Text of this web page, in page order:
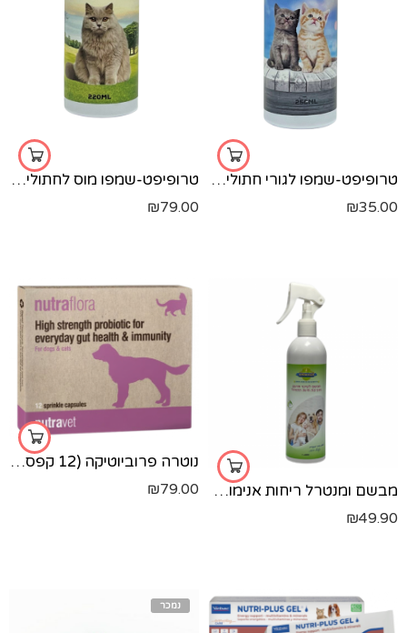
טרופיפט-שמפו לגורי חתולים-250 מל'
₪35.00
טרופיפט-שמפו מוס לחתולים-220 מל'
₪79.00
מבשם ומנטרל ריחות אנימוקס בסביבת בעלי-חיים 400 מ"ל
₪49.90
נוטרה פרוביוטיקה (12 קפסולות)
₪79.00
נמכר